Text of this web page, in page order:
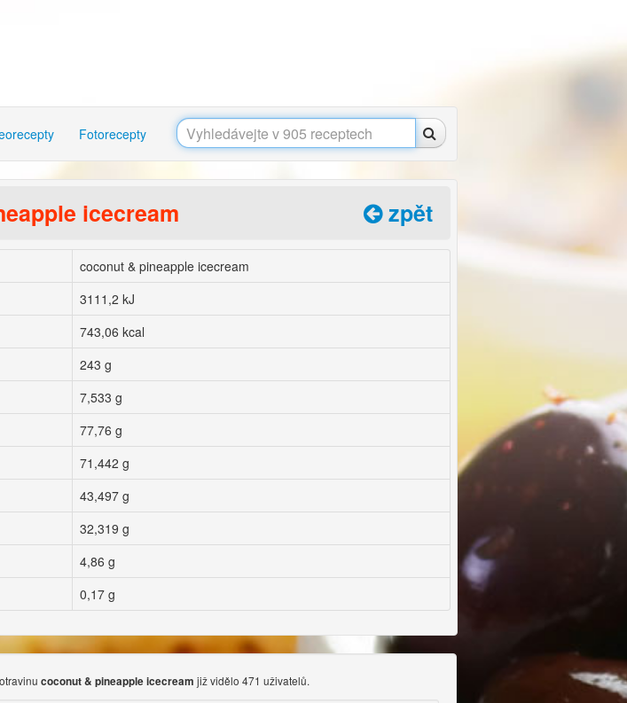
Fotorecepty
icecream zpět
coconut & pineapple icecream
3111,2 kJ
743,06 kcal
243 g
7,533 g
77,76 g
71,442 g
43,497 g
32,319 g
4,86 g
0,17 g
coconut & pineapple icecream již vidělo 471 uživatelů.